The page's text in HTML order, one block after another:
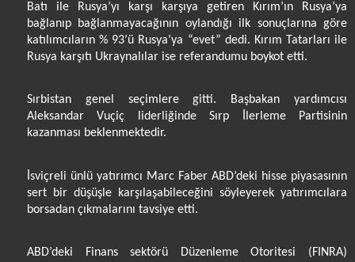
Batı ile Rusya’yı karşı karşıya getiren Kırım’ın Rusya’ya
bağlanıp bağlanmayacağının oylandığı ilk sonuçlarına göre
katılımcıların % 93’ü Rusya’ya “evet” dedi. Kırım Tatarları ile
Rusya karşıtı Ukraynalılar ise referandumu boykot etti.
Sırbistan genel seçimlere gitti. Başbakan yardımcısı
Aleksandar Vuçiç liderliğinde Sırp İlerleme Partisinin
kazanması beklenmektedir.
İsviçreli ünlü yatırımcı Marc Faber ABD’deki hisse piyasasının
sert bir düşüşle karşılaşabileceğini söyleyerek yatırımcılara
borsadan çıkmalarını tavsiye etti.
ABD’deki Finans sektörü Düzenleme Otoritesi (FINRA)